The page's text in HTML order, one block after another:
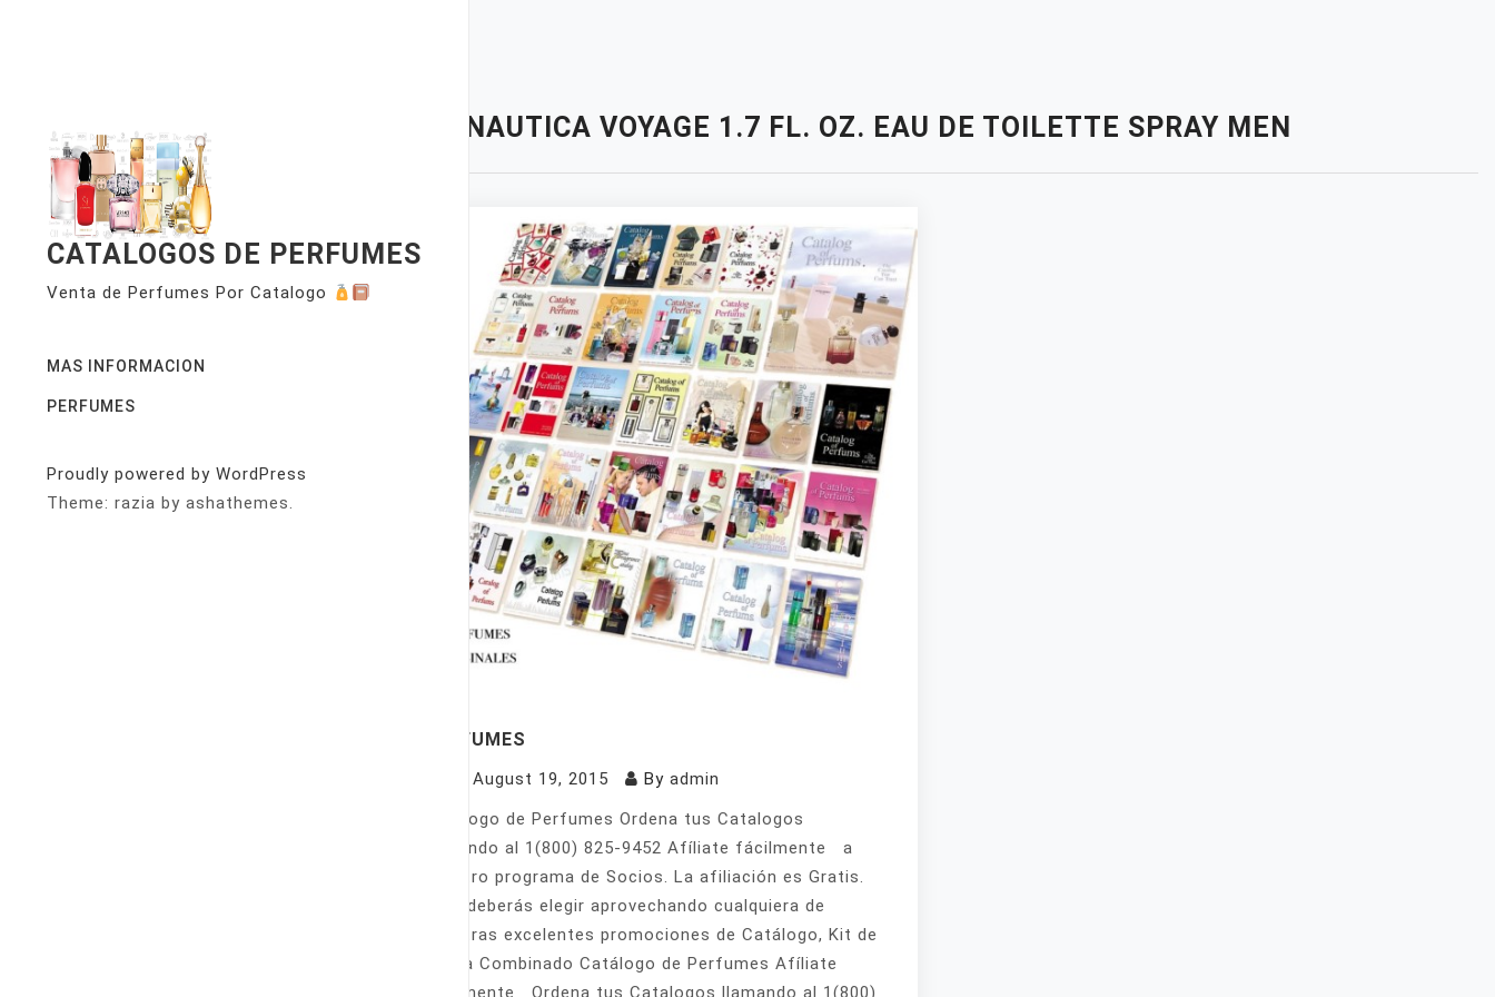
CATALOGOS DE PERFUMES
Venta de Perfumes Por Catalogo
MAS INFORMACION
PERFUMES
Proudly powered by WordPress
Theme: razia by ashathemes.
NAUTICA VOYAGE 1.7 FL. OZ. EAU DE TOILETTE SPRAY MEN
PERFUMES
August 19, 2015 By admin
Catálogo de Perfumes Ordena tus Catalogos
llamando al 1(800) 825-9452 Afíliate fácilmente a
nuestro programa de Socios. La afiliación es Gratis.
Sólo deberás elegir aprovechando cualquiera de
nuestras excelentes promociones de Catálogo, Kit de
Venta Combinado Catálogo de Perfumes Afíliate
fácilmente Ordena tus Catalogos llamando al 1(800)